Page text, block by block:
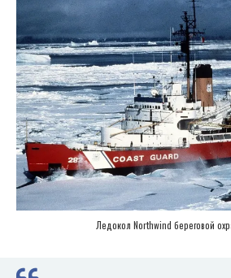
Ледокол Northwind береговой